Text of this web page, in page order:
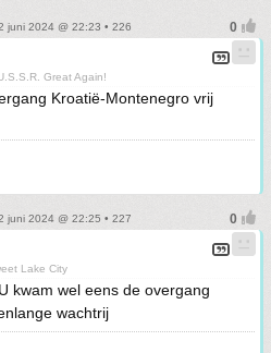
juni 2024 @ 22:23 • 226
Great Again!
Kroatië-Montenegro vrij
juni 2024 @ 22:25 • 227
Lake City
kwam wel eens de overgang
wachtrij